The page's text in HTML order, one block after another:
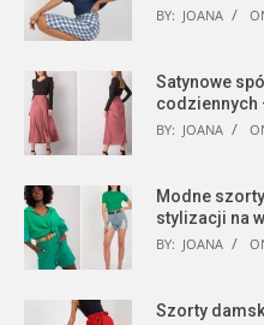
BY: JOANA
Satynowe
codziennych
BY: JOANA
Modne
stylizacji na
BY: JOANA
Szorty